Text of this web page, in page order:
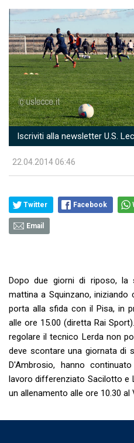
Iscriviti alla newsletter U.S.
22.04.2014 06:46
Twitter Facebook
Email
Dopo due giorni di riposo, la
mattina a Squinzano,
porta alla sfida con il Pisa, in
alle ore 15.00 (diretta Rai
regolare il tecnico Lerda non
deve scontare una giornata di
D'Ambrosio, hanno
lavoro differenziato Sacilotto e
un allenamento alle ore 10.30 al